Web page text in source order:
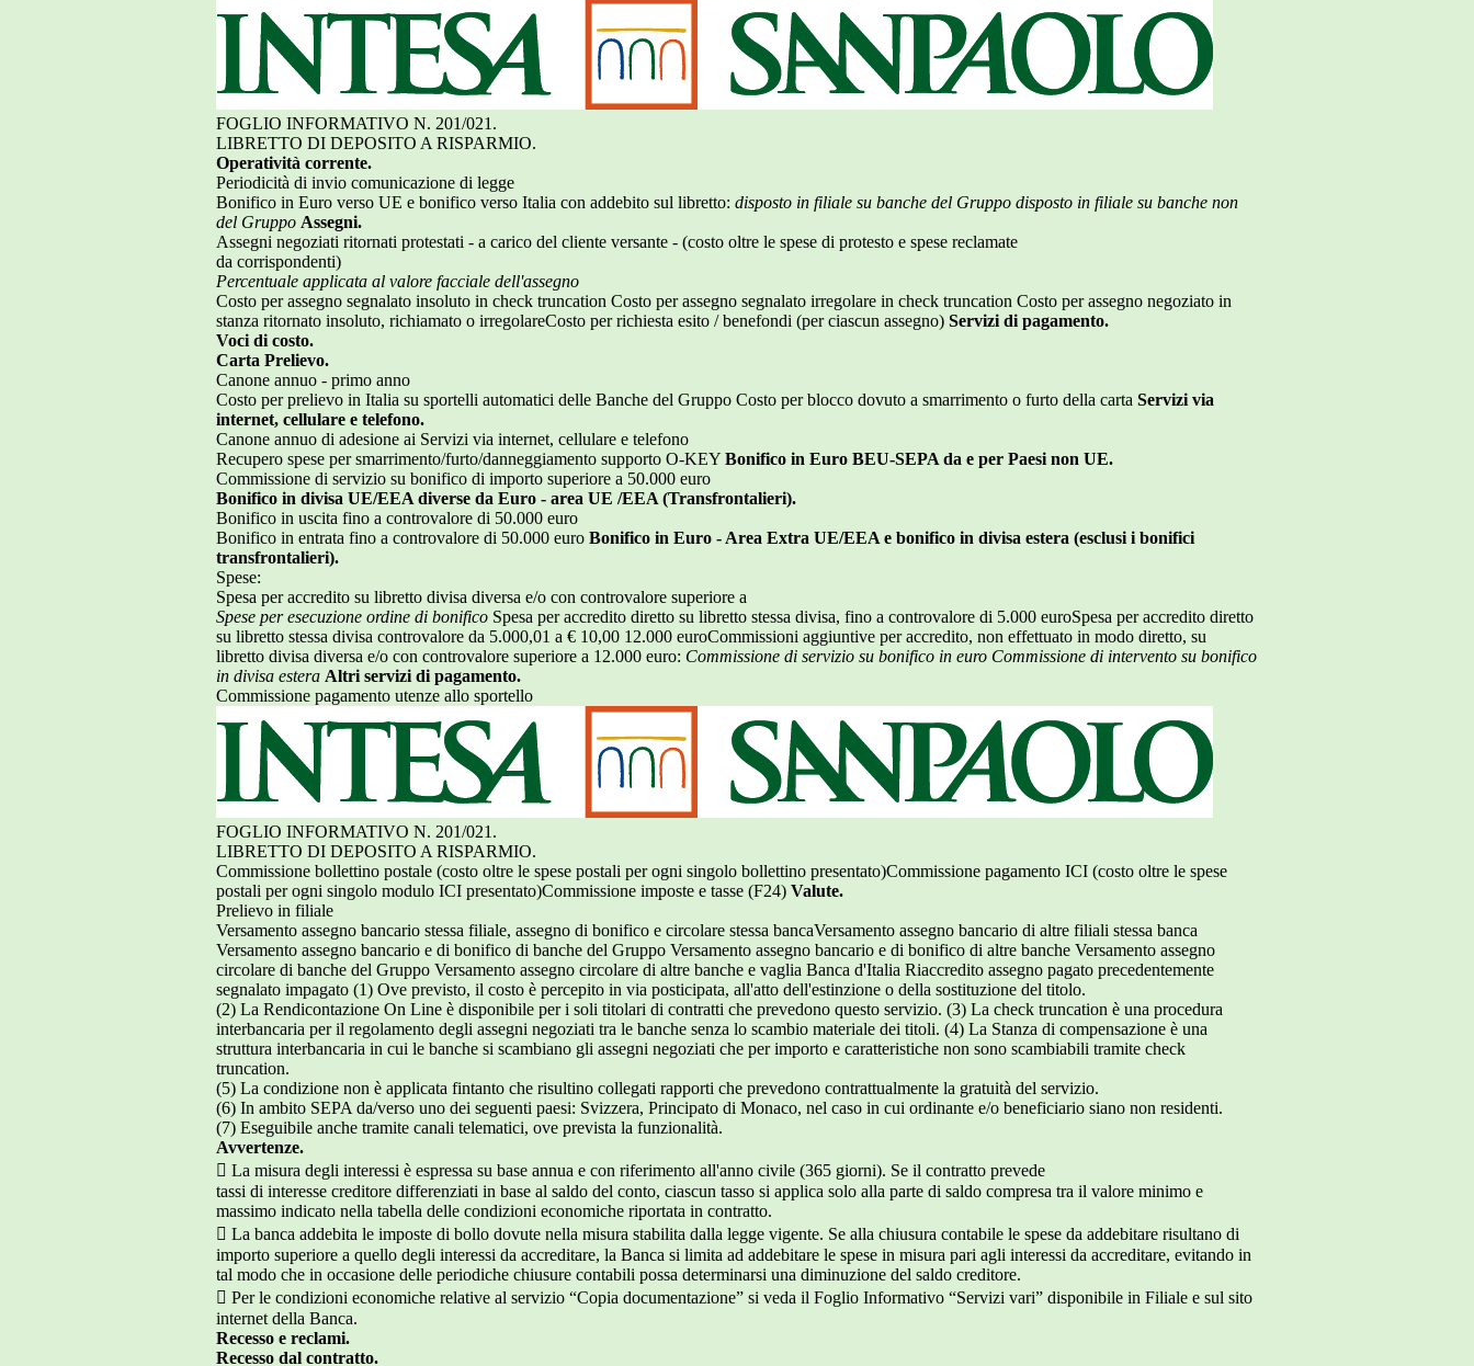
FOGLIO INFORMATIVO N. 201/021.
LIBRETTO DI DEPOSITO A RISPARMIO.
Operatività corrente.
Periodicità di invio comunicazione di legge
Bonifico in Euro verso UE e bonifico verso Italia con addebito sul libretto: disposto in filiale su banche del Gruppo disposto in filiale su banche non
del Gruppo Assegni.
Assegni negoziati ritornati protestati - a carico del cliente versante - (costo oltre le spese di protesto e spese reclamate
da corrispondenti)
Percentuale applicata al valore facciale dell'assegno
Costo per assegno segnalato insoluto in check truncation Costo per assegno segnalato irregolare in check truncation Costo per assegno negoziato in
stanza ritornato insoluto, richiamato o irregolareCosto per richiesta esito / benefondi (per ciascun assegno) Servizi di pagamento.
Voci di costo.
Carta Prelievo.
Canone annuo - primo anno
Costo per prelievo in Italia su sportelli automatici delle Banche del Gruppo Costo per blocco dovuto a smarrimento o furto della carta Servizi via
internet, cellulare e telefono.
Canone annuo di adesione ai Servizi via internet, cellulare e telefono
Recupero spese per smarrimento/furto/danneggiamento supporto O-KEY Bonifico in Euro BEU-SEPA da e per Paesi non UE.
Commissione di servizio su bonifico di importo superiore a 50.000 euro
Bonifico in divisa UE/EEA diverse da Euro - area UE /EEA (Transfrontalieri).
Bonifico in uscita fino a controvalore di 50.000 euro
Bonifico in entrata fino a controvalore di 50.000 euro Bonifico in Euro - Area Extra UE/EEA e bonifico in divisa estera (esclusi i bonifici
transfrontalieri).
Spese:
Spesa per accredito su libretto divisa diversa e/o con controvalore superiore a
Spese per esecuzione ordine di bonifico Spesa per accredito diretto su libretto stessa divisa, fino a controvalore di 5.000 euroSpesa per accredito diretto
su libretto stessa divisa controvalore da 5.000,01 a € 10,00 12.000 euroCommissioni aggiuntive per accredito, non effettuato in modo diretto, su
libretto divisa diversa e/o con controvalore superiore a 12.000 euro: Commissione di servizio su bonifico in euro Commissione di intervento su bonifico
in divisa estera Altri servizi di pagamento.
Commissione pagamento utenze allo sportello
FOGLIO INFORMATIVO N. 201/021.
LIBRETTO DI DEPOSITO A RISPARMIO.
Commissione bollettino postale (costo oltre le spese postali per ogni singolo bollettino presentato)Commissione pagamento ICI (costo oltre le spese
postali per ogni singolo modulo ICI presentato)Commissione imposte e tasse (F24) Valute.
Prelievo in filiale
Versamento assegno bancario stessa filiale, assegno di bonifico e circolare stessa bancaVersamento assegno bancario di altre filiali stessa banca
Versamento assegno bancario e di bonifico di banche del Gruppo Versamento assegno bancario e di bonifico di altre banche Versamento assegno
circolare di banche del Gruppo Versamento assegno circolare di altre banche e vaglia Banca d'Italia Riaccredito assegno pagato precedentemente
segnalato impagato (1) Ove previsto, il costo è percepito in via posticipata, all'atto dell'estinzione o della sostituzione del titolo.
(2) La Rendicontazione On Line è disponibile per i soli titolari di contratti che prevedono questo servizio. (3) La check truncation è una procedura
interbancaria per il regolamento degli assegni negoziati tra le banche senza lo scambio materiale dei titoli. (4) La Stanza di compensazione è una
struttura interbancaria in cui le banche si scambiano gli assegni negoziati che per importo e caratteristiche non sono scambiabili tramite check
truncation.
(5) La condizione non è applicata fintanto che risultino collegati rapporti che prevedono contrattualmente la gratuità del servizio.
(6) In ambito SEPA da/verso uno dei seguenti paesi: Svizzera, Principato di Monaco, nel caso in cui ordinante e/o beneficiario siano non residenti.
(7) Eseguibile anche tramite canali telematici, ove prevista la funzionalità.
Avvertenze.
 La misura degli interessi è espressa su base annua e con riferimento all'anno civile (365 giorni). Se il contratto prevede
tassi di interesse creditore differenziati in base al saldo del conto, ciascun tasso si applica solo alla parte di saldo compresa tra il valore minimo e
massimo indicato nella tabella delle condizioni economiche riportata in contratto.
 La banca addebita le imposte di bollo dovute nella misura stabilita dalla legge vigente. Se alla chiusura contabile le spese da addebitare risultano di
importo superiore a quello degli interessi da accreditare, la Banca si limita ad addebitare le spese in misura pari agli interessi da accreditare, evitando in
tal modo che in occasione delle periodiche chiusure contabili possa determinarsi una diminuzione del saldo creditore.
 Per le condizioni economiche relative al servizio “Copia documentazione” si veda il Foglio Informativo “Servizi vari” disponibile in Filiale e sul sito
internet della Banca.
Recesso e reclami.
Recesso dal contratto.